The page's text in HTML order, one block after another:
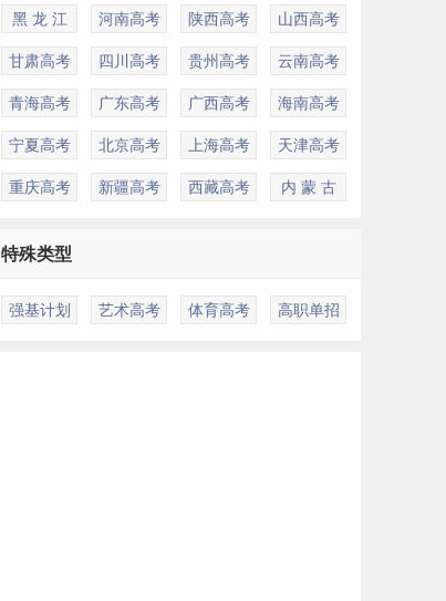
黑 龙 江 河南高考 陕西高考 山西高考
甘肃高考 四川高考 贵州高考 云南高考
青海高考 广东高考 广西高考 海南高考
宁夏高考 北京高考 上海高考 天津高考
重庆高考 新疆高考 西藏高考 内 蒙 古
特殊类型
强基计划 艺术高考 体育高考 高职单招